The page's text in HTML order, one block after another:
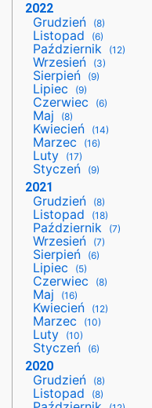
2022
Grudzień (8)
Listopad (6)
Październik (12)
Wrzesień (3)
Sierpień (9)
Lipiec (9)
Czerwiec (6)
Maj (8)
Kwiecień (14)
Marzec (16)
Luty (17)
Styczeń (9)
2021
Grudzień (8)
Listopad (18)
Październik (7)
Wrzesień (7)
Sierpień (6)
Lipiec (5)
Czerwiec (8)
Maj (16)
Kwiecień (12)
Marzec (10)
Luty (10)
Styczeń (6)
2020
Grudzień (8)
Listopad (8)